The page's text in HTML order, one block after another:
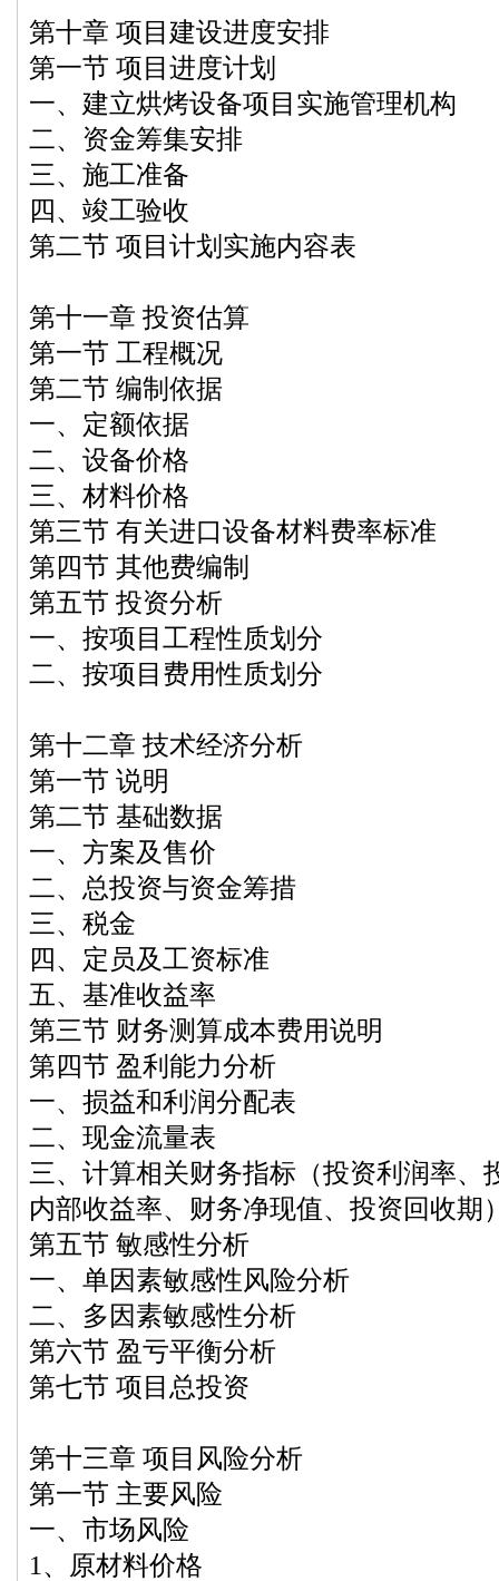
第十章 项目建设进度安排
第一节 项目进度计划
一、建立烘烤设备项目实施管理机构
二、资金筹集安排
三、施工准备
四、竣工验收
第二节 项目计划实施内容表
第十一章 投资估算
第一节 工程概况
第二节 编制依据
一、定额依据
二、设备价格
三、材料价格
第三节 有关进口设备材料费率标准
第四节 其他费编制
第五节 投资分析
一、按项目工程性质划分
二、按项目费用性质划分
第十二章 技术经济分析
第一节 说明
第二节 基础数据
一、方案及售价
二、总投资与资金筹措
三、税金
四、定员及工资标准
五、基准收益率
第三节 财务测算成本费用说明
第四节 盈利能力分析
一、损益和利润分配表
二、现金流量表
三、计算相关财务指标（投资利润率、
内部收益率、财务净现值、投资回收期
第五节 敏感性分析
一、单因素敏感性风险分析
二、多因素敏感性分析
第六节 盈亏平衡分析
第七节 项目总投资
第十三章 项目风险分析
第一节 主要风险
一、市场风险
1、原材料价格